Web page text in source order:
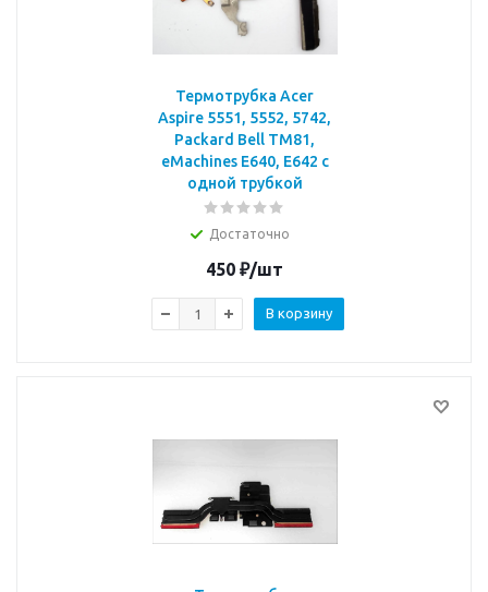
Термотрубка Acer
Aspire 5551, 5552, 5742,
Packard Bell TM81,
eMachines E640, E642 с
одной трубкой
Достаточно
450 ₽/шт
В корзину